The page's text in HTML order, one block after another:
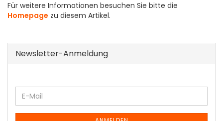
Für weitere Informationen besuchen Sie bitte die
Homepage zu diesem Artikel.
Newsletter-Anmeldung
WEITER
ZUR
NEWSLETTER-
E-
Mail